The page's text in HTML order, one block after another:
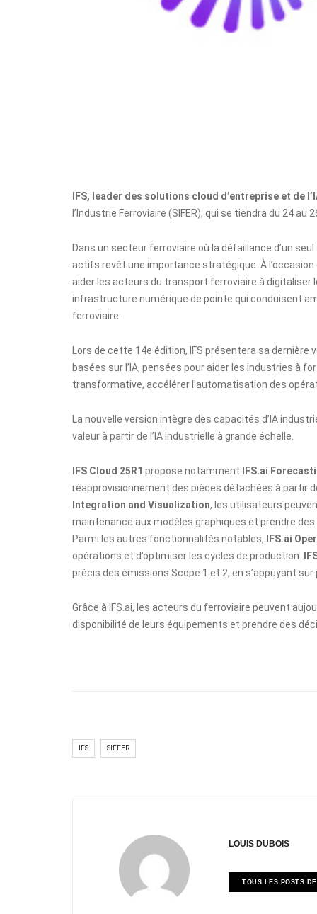
IFS, leader des solutions cloud d’entreprise et de
l’Industrie Ferroviaire (SIFER), qui se tiendra du 24 au
Dans un secteur ferroviaire où la défaillance d’un
actifs revêt une importance stratégique. À l’occasion
aider les acteurs du transport ferroviaire à digitaliser
infrastructure numérique de pointe qui conduisent
ferroviaire.
Lors de cette 14e édition, IFS présentera sa
basées sur l’IA, pensées pour aider les industries à
transformative, accélérer l’automatisation des
La nouvelle version intègre des capacités d’IA
valeur à partir de l’IA industrielle à grande échelle.
IFS Cloud 25R1 propose notamment
IFS.ai
réapprovisionnement des pièces détachées à partir
Integration and Visualization, les utilisateurs
maintenance aux modèles graphiques et prendre
Parmi les autres fonctionnalités notables,
IFS.ai
opérations et d’optimiser les cycles de production.
précis des émissions Scope 1 et 2, en s’appuyant
Grâce à IFS.ai, les acteurs du ferroviaire peuvent
disponibilité de leurs équipements et prendre des
IFS SIFFER
LOUIS DUBOIS
TOUS LES POSTS